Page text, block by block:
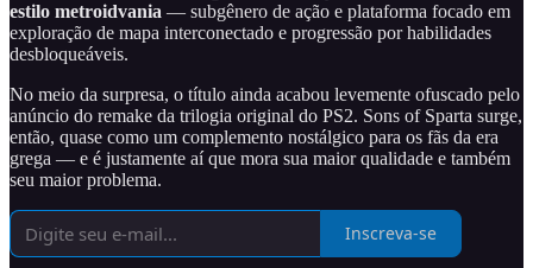
estilo metroidvania — subgênero de ação e plataforma focado em
exploração de mapa interconectado e progressão por habilidades
desbloqueáveis.
No meio da surpresa, o título ainda acabou levemente ofuscado pelo
anúncio do remake da trilogia original do PS2. Sons of Sparta surge,
então, quase como um complemento nostálgico para os fãs da era
grega — e é justamente aí que mora sua maior qualidade e também
seu maior problema.
Inscreva-se